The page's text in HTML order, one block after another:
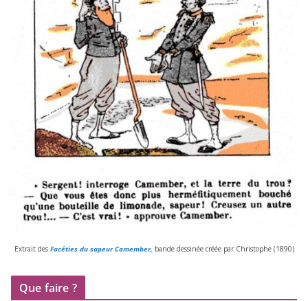
Extrait desFacéties du sapeur Camember, bande des­si­née créée par Christophe (1890)
Que faire ?